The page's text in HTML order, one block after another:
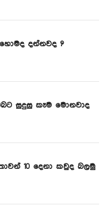
දන්නවද ?
සුදුසු කෑම මොනවාද
10 දෙනා කවුද බලමු